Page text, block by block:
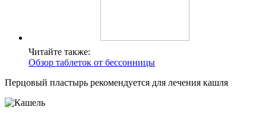
Читайте также:
Обзор таблеток от бессонницы
Перцовый пластырь рекомендуется для лечения кашля